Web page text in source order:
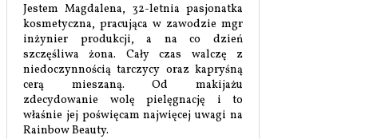
Jestem Magdalena, 32-letnia pasjonatka
kosmetyczna, pracująca w zawodzie mgr
inżynier produkcji, a na co dzień
szczęśliwa żona. Cały czas walczę z
niedoczynnością tarczycy oraz kapryśną
cerą mieszaną. Od makijażu
zdecydowanie wolę pielęgnację i to
właśnie jej poświęcam najwięcej uwagi na
Rainbow Beauty.